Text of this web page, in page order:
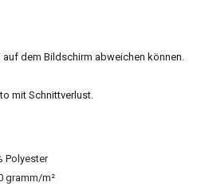
dem Bildschirm abweichen können.
mit Schnittverlust.
Polyester
gramm/m²